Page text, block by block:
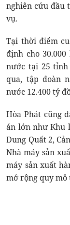
nghiên cứu đầu
vụ.
Tại thời điểm
định cho
nước tại 25
qua, tập đoàn
nước 12.400 tỷ
Hòa Phát cũng
án lớn như Khu
Dung Quất 2,
Nhà máy sản
máy sản xuất
mở rộng quy mô